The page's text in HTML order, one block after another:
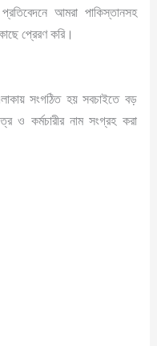
আমরা পাকিস্তানসহ
প্রেরণ করি।
সংগঠিত হয় সবচাইতে বড়
ও কর্মচারীর নাম সংগ্রহ করা